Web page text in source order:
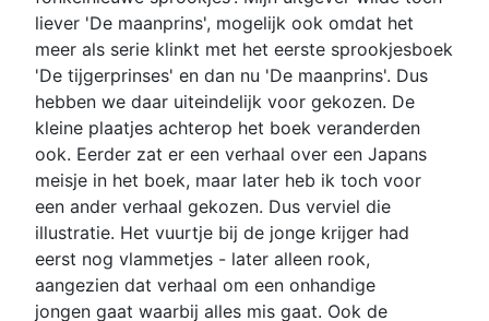
liever 'De maanprins', mogelijk ook omdat het
meer als serie klinkt met het eerste sprookjesboek
'De tijgerprinses' en dan nu 'De maanprins'. Dus
hebben we daar uiteindelijk voor gekozen. De
kleine plaatjes achterop het boek veranderden
ook. Eerder zat er een verhaal over een Japans
meisje in het boek, maar later heb ik toch voor
een ander verhaal gekozen. Dus verviel die
illustratie. Het vuurtje bij de jonge krijger had
eerst nog vlammetjes - later alleen rook,
aangezien dat verhaal om een onhandige
jongen gaat waarbij alles mis gaat. Ook de